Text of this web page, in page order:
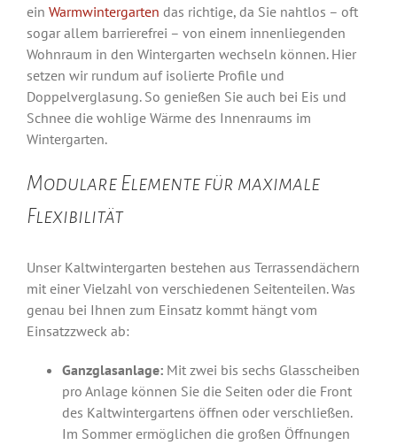
ein Warmwintergarten das richtige, da Sie nahtlos – oft
sogar allem barrierefrei – von einem innenliegenden
Wohnraum in den Wintergarten wechseln können. Hier
setzen wir rundum auf isolierte Profile und
Doppelverglasung. So genießen Sie auch bei Eis und
Schnee die wohlige Wärme des Innenraums im
Wintergarten.
Modulare Elemente für maximale
Flexibilität
Unser Kaltwintergarten bestehen aus Terrassendächern
mit einer Vielzahl von verschiedenen Seitenteilen. Was
genau bei Ihnen zum Einsatz kommt hängt vom
Einsatzzweck ab:
Ganzglasanlage: Mit zwei bis sechs Glasscheiben
pro Anlage können Sie die Seiten oder die Front
des Kaltwintergartens öffnen oder verschließen.
Im Sommer ermöglichen die großen Öffnungen